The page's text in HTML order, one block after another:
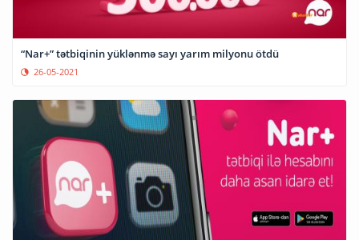
“Nar+” tətbiqinin yüklənmə sayı yarım milyonu ötdü
26-05-2021